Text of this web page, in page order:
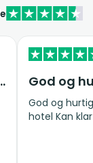
bestilling til slut
God og
hotel